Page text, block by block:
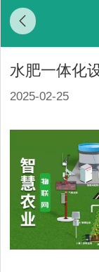
水肥一体化
2025-02-25